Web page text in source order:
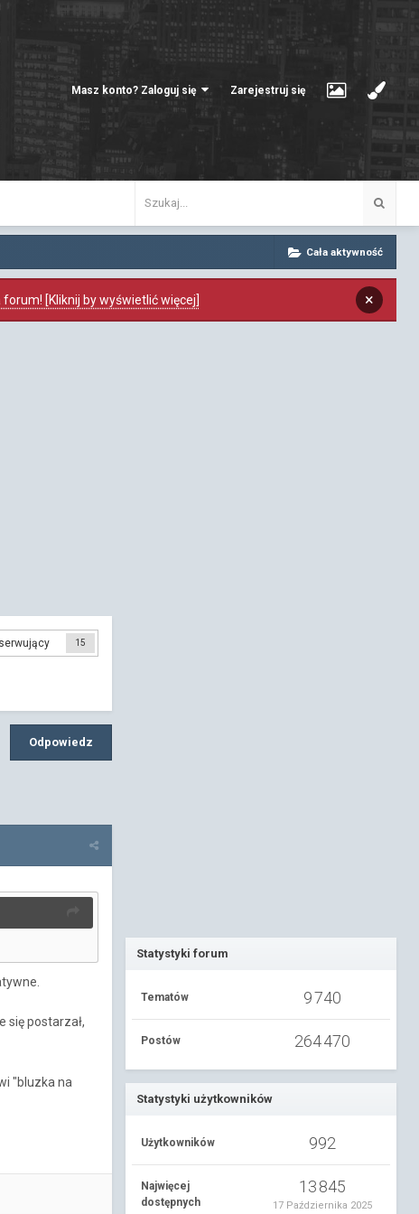
Masz konto? Zaloguj się Zarejestruj się
Cała aktywność
[Kliknij by wyświetlić więcej] ×
15
Odpowiedz
się postarzał,
"bluzka na
Statystyki forum
Tematów 9 740
Postów 264 470
Statystyki użytkowników
Użytkowników 992
Najwięcej
dostępnych
13 845
17 Października 2025